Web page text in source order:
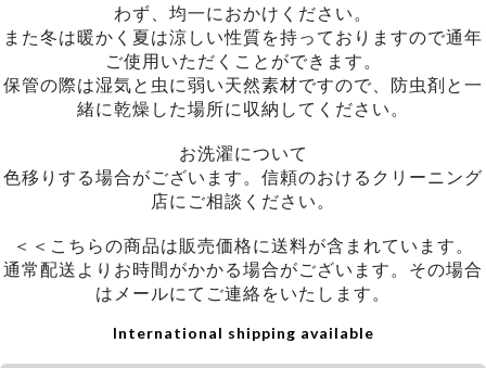
わず、均一におかけください。
また冬は暖かく夏は涼しい性質を持っておりますので通年
ご使用いただくことができます。
保管の際は湿気と虫に弱い天然素材ですので、防虫剤と一
緒に乾燥した場所に収納してください。
お洗濯について
色移りする場合がございます。信頼のおけるクリーニング
店にご相談ください。
＜＜こちらの商品は販売価格に送料が含まれています。
通常配送よりお時間がかかる場合がございます。その場合
はメールにてご連絡をいたします。
International shipping available